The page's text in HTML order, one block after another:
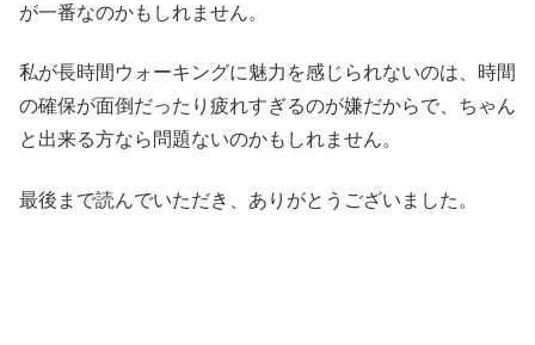
が一番なのかもしれません。
私が長時間ウォーキングに魅力を感じられないのは、時間
の確保が面倒だったり疲れすぎるのが嫌だからで、ちゃん
と出来る方なら問題ないのかもしれません。
最後まで読んでいただき、ありがとうございました。